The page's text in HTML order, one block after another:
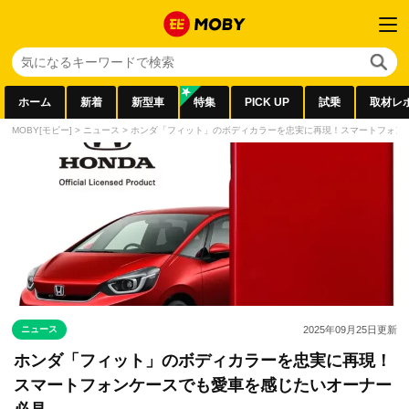
ホーム 新着 新型車 特集 PICK UP 試乗 取材レ
MOBY[モビー] > ニュース > ホンダ「フィット」のボディカラーを忠実に再現！スマートフォ
ニュース 2025年09月25日更新
ホンダ「フィット」のボディカラーを忠実に再現！
スマートフォンケースでも愛車を感じたいオーナー